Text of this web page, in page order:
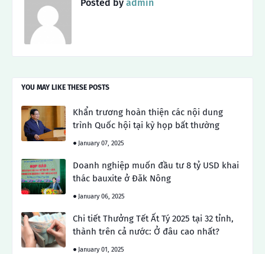
Posted by admin
YOU MAY LIKE THESE POSTS
Khẩn trương hoàn thiện các nội dung
trình Quốc hội tại kỳ họp bất thường
January 07, 2025
Doanh nghiệp muốn đầu tư 8 tỷ USD khai
thác bauxite ở Đăk Nông
January 06, 2025
Chi tiết Thưởng Tết Ất Tý 2025 tại 32 tỉnh,
thành trên cả nước: Ở đâu cao nhất?
January 01, 2025